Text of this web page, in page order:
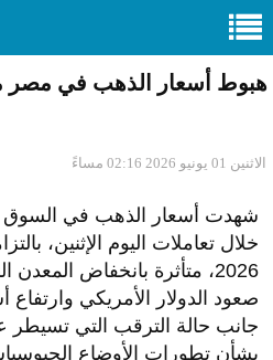
هبوط أسعار الذهب في مصر
الاثنين 01 يونيو 2026 02:16 مساءً
شهدت أسعار الذهب في السوق
خلال تعاملات اليوم الإثنين،
2026، متأثرة بانخفاض
صعود الدولار الأمريكي وارتفاع
جانب حالة الترقب التي تسيطر
بشأن تطورات الأوضاع